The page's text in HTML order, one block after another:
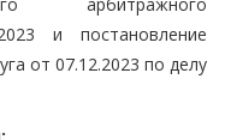
и постановление
от 07.12.2023 по делу